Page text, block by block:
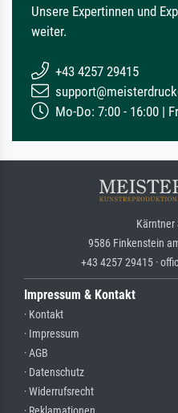
Unsere Expertinnen und
weiter.
+43 4257 29415
Mo-Do: 7:00 - 16:00 |
Kärntner
9586 Finkenstein
+43 4257 29415 ·
Impressum & Kontakt
· Kontakt
· Impressum
· AGB
· Datenschutz
· Widerrufsrecht